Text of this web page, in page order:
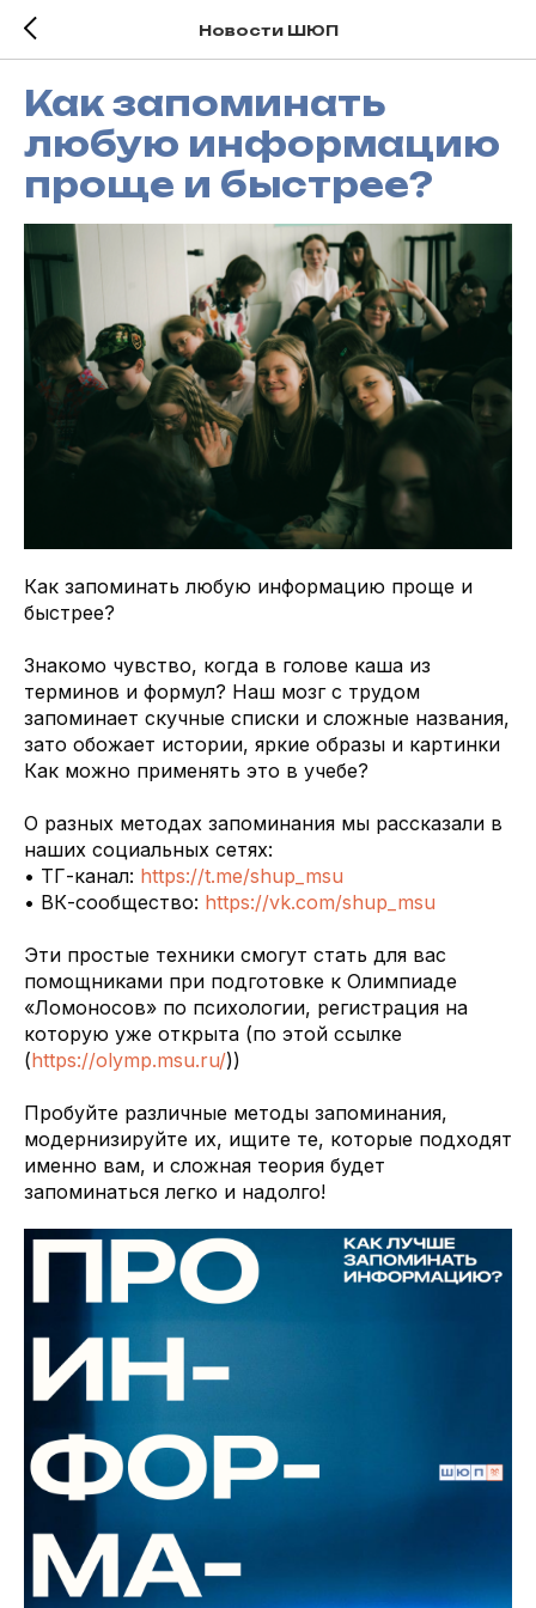
Новости ШЮП
Как запоминать
любую информацию
проще и быстрее?
Как запоминать любую информацию проще и
быстрее?
Знакомо чувство, когда в голове каша из
терминов и формул? Наш мозг с трудом
запоминает скучные списки и сложные названия,
зато обожает истории, яркие образы и картинки
Как можно применять это в учебе?
О разных методах запоминания мы рассказали в
наших социальных сетях:
• ТГ-канал: https://t.me/shup_msu
• ВК-сообщество: https://vk.com/shup_msu
Эти простые техники смогут стать для вас
помощниками при подготовке к Олимпиаде
«Ломоносов» по психологии, регистрация на
которую уже открыта (по этой ссылке
(https://olymp.msu.ru/))
Пробуйте различные методы запоминания,
модернизируйте их, ищите те, которые подходят
именно вам, и сложная теория будет
запоминаться легко и надолго!